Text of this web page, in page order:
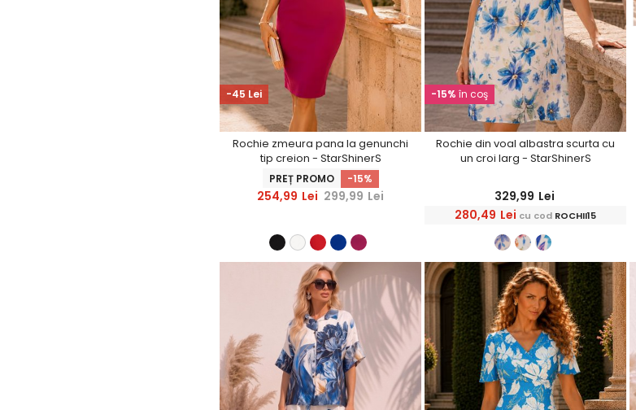
-45 Lei
Rochie zmeura pana la genunchi
tip creion - StarShinerS
PREȚ PROMO -15%
254,99 Lei 299,99 Lei
-15% în coş
Rochie din voal albastra scurta cu
un croi larg - StarShinerS
329,99 Lei
280,49 Lei cu cod ROCHII15